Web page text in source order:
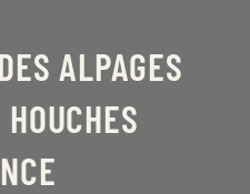
ALPAGES